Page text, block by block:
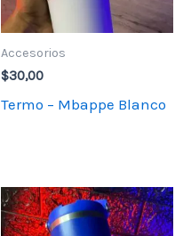
Accesorios
$30,00
Termo – Mbappe Blanco